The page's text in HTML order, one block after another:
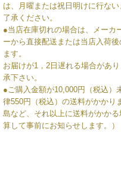
は、月曜または祝日明けに行な
了承ください。
●当店在庫切れの場合は、メーカ
ーから直接配送または当店入荷後
ます。
お届けが1，2日遅れる場合があ
承下さい。
●ご購入金額が10,000円（税込）
律550円（税込）の送料がかかり
島など、それ以上に送料がかか
算して事前にお知らせします。）